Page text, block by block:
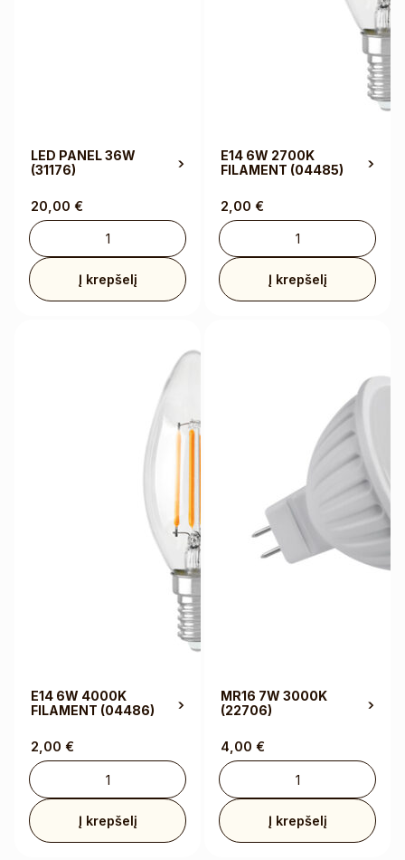
LED PANEL 36W
(31176)
20,00 €
Į krepšelį
E14 6W 2700K
FILAMENT (04485)
2,00 €
Į krepšelį
E14 6W 4000K
FILAMENT (04486)
2,00 €
Į krepšelį
MR16 7W 3000K
(22706)
4,00 €
Į krepšelį